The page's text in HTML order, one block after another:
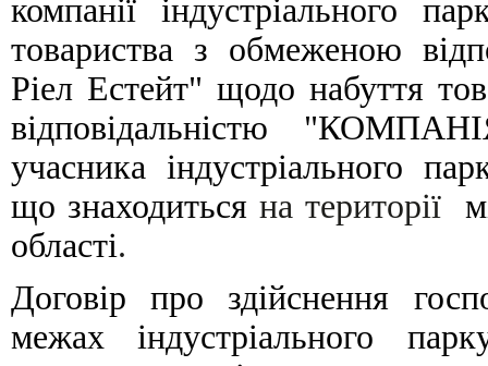
компанії індустріального
товариства з обмеженою
Ріел Естейт" щодо набуття
відповідальністю
учасника індустріального
що знаходиться на території
області.
Договір про здійснення
межах індустріального